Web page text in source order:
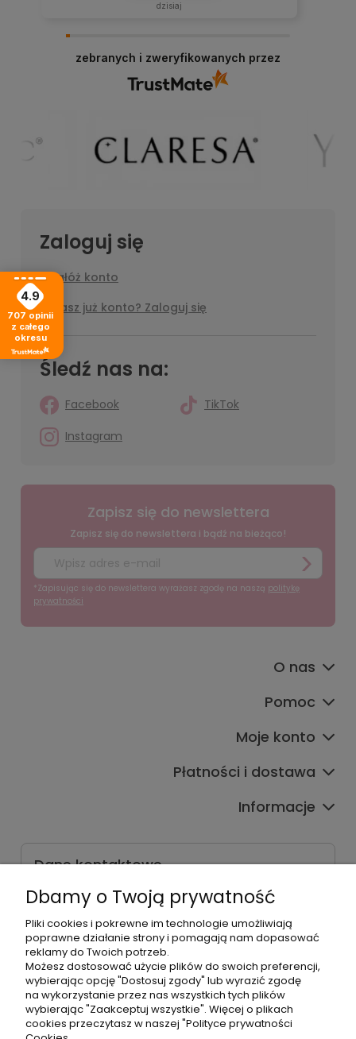
dzisiaj
zebranych i zweryfikowanych przez
Zaloguj się
Załóż konto
Masz już konto? Zaloguj się
Śledź nas na:
Facebook
TikTok
Instagram
Zapisz się do newslettera
Zapisz się do newslettera i bądź na bieżąco!
*Zapisując się do newslettera wyrażasz zgodę na naszą politykę
prywatności
O nas
Pomoc
Moje konto
Płatności i dostawa
Informacje
Dane kontaktowe
Pon.-Pt. 9:00-17:00
Telefon:
+48500660700
E-mail:
biuro@hurtowniahellonails.pl
4.9
707 opinii
z całego
okresu
Dbamy o Twoją prywatność
Pliki cookies i pokrewne im technologie umożliwiają
poprawne działanie strony i pomagają nam dopasować
reklamy do Twoich potrzeb.
Możesz dostosować użycie plików do swoich preferencji,
wybierając opcję "Dostosuj zgody" lub wyrazić zgodę
na wykorzystanie przez nas wszystkich tych plików
wybierając "Zaakceptuj wszystkie". Więcej o plikach
cookies przeczytasz w naszej "Polityce prywatności